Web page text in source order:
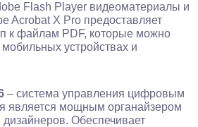
Flash Player видеоматериалы и
Acrobat X Pro предоставляет
к файлам PDF, которые можно
устройствах и
– система управления цифровым
является мощным органайзером
Обеспечивает